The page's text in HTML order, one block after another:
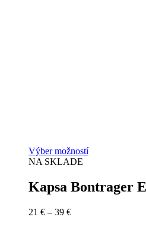
Výber možností
NA SKLADE
Kapsa Bontrager
21 € – 39 €